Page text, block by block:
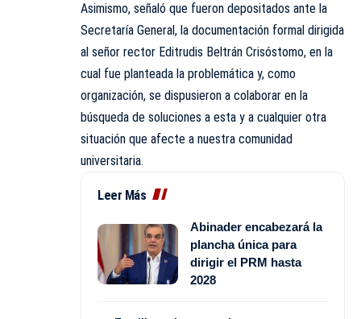
Asimismo, señaló que fueron depositados ante la
Secretaría General, la documentación formal dirigida
al señor rector Editrudis Beltrán Crisóstomo, en la
cual fue planteada la problemática y, como
organización, se dispusieron a colaborar en la
búsqueda de soluciones a esta y a cualquier otra
situación que afecte a nuestra comunidad
universitaria.
Leer Más
Abinader encabezará la
plancha única para
dirigir el PRM hasta
2028